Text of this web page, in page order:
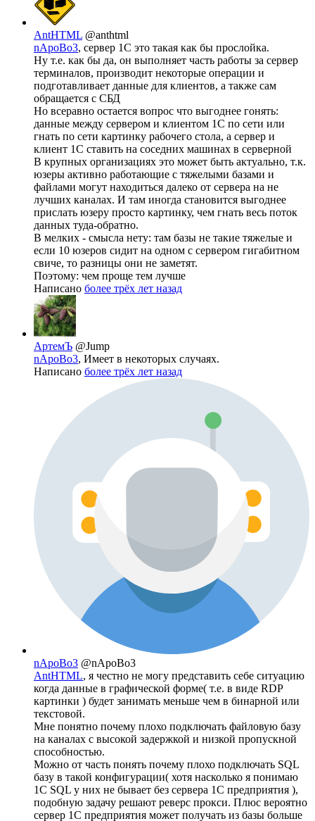
AntHTML @anthtml
nApoBo3, сервер 1С это такая как бы прослойка.
Ну т.е. как бы да, он выполняет часть работы за сервер
терминалов, производит некоторые операции и
подготавливает данные для клиентов, а также сам
обращается с СБД
Но всеравно остается вопрос что выгоднее гонять:
данные между сервером и клиентом 1С по сети или
гнать по сети картинку рабочего стола, а сервер и
клиент 1С ставить на соседних машинах в серверной
В крупных организациях это может быть актуально, т.к.
юзеры активно работающие с тяжелыми базами и
файлами могут находиться далеко от сервера на не
лучших каналах. И там иногда становится выгоднее
прислать юзеру просто картинку, чем гнать весь поток
данных туда-обратно.
В мелких - смысла нету: там базы не такие тяжелые и
если 10 юзеров сидит на одном с сервером гигабитном
свиче, то разницы они не заметят.
Поэтому: чем проще тем лучше
Написано более трёх лет назад
АртемЪ @Jump
nApoBo3, Имеет в некоторых случаях.
Написано более трёх лет назад
nApoBo3 @nApoBo3
AntHTML, я честно не могу представить себе ситуацию
когда данные в графической форме( т.е. в виде RDP
картинки ) будет занимать меньше чем в бинарной или
текстовой.
Мне понятно почему плохо подключать файловую базу
на каналах с высокой задержкой и низкой пропускной
способностью.
Можно от часть понять почему плохо подключать SQL
базу в такой конфигурации( хотя насколько я понимаю
1С SQL у них не бывает без сервера 1С предприятия ),
подобную задачу решают реверс прокси. Плюс вероятно
сервер 1С предприятия может получать из базы больше